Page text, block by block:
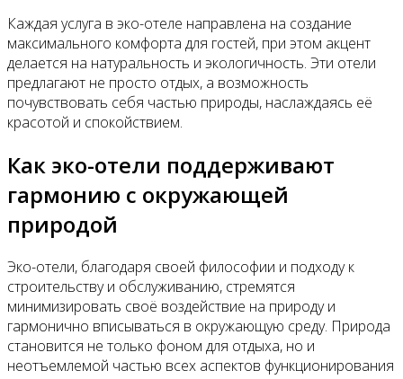
Каждая услуга в эко-отеле направлена на создание
максимального комфорта для гостей, при этом акцент
делается на натуральность и экологичность. Эти отели
предлагают не просто отдых, а возможность
почувствовать себя частью природы, наслаждаясь её
красотой и спокойствием.
Как эко-отели поддерживают
гармонию с окружающей
природой
Эко-отели, благодаря своей философии и подходу к
строительству и обслуживанию, стремятся
минимизировать своё воздействие на природу и
гармонично вписываться в окружающую среду. Природа
становится не только фоном для отдыха, но и
неотъемлемой частью всех аспектов функционирования